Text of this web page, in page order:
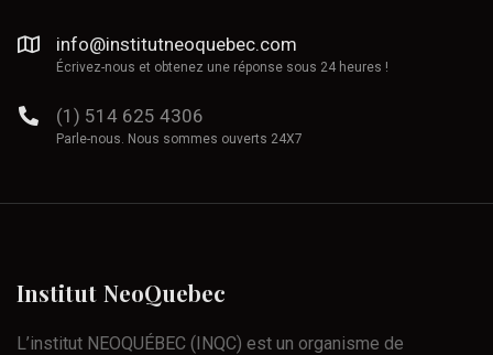
info@institutneoquebec.com
Écrivez-nous et obtenez une réponse sous 24 heures !
(1) 514 625 4306
Parle-nous. Nous sommes ouverts 24X7
Institut NeoQuebec
L’institut NEOQUÉBEC (INQC) est un organisme de